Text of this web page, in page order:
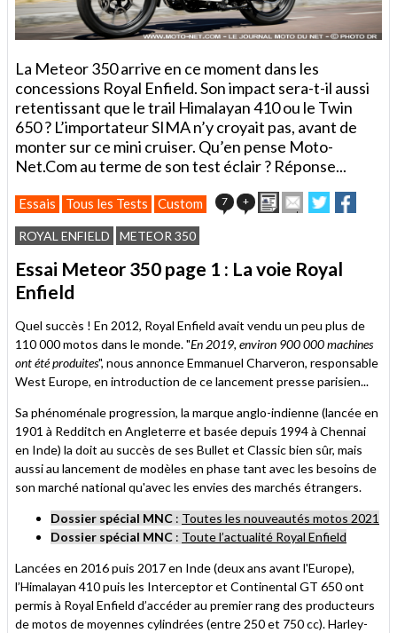
La Meteor 350 arrive en ce moment dans les
concessions Royal Enfield. Son impact sera-t-il aussi
retentissant que le trail Himalayan 410 ou le Twin
650 ? L’importateur SIMA n’y croyait pas, avant de
monter sur ce mini cruiser. Qu’en pense Moto-
Net.Com au terme de son test éclair ? Réponse...
Essais Tous les Tests Custom 7 + ImprimerEnvoyer
cet
ami
Partager
sur
sur
ROYAL ENFIELD METEOR 350
Essai Meteor 350 page 1 : La voie Royal
Enfield
Quel succès ! En 2012, Royal Enfield avait vendu un peu plus de
110 000 motos dans le monde. "En 2019, environ 900 000 machines
ont été produites", nous annonce Emmanuel Charveron, responsable
West Europe, en introduction de ce lancement presse parisien...
Sa phénoménale progression, la marque anglo-indienne (lancée en
1901 à Redditch en Angleterre et basée depuis 1994 à Chennai
en Inde) la doit au succès de ses Bullet et Classic bien sûr, mais
aussi au lancement de modèles en phase tant avec les besoins de
son marché national qu'avec les envies des marchés étrangers.
Dossier spécial MNC : Toutes les nouveautés motos 2021
Dossier spécial MNC : Toute l’actualité Royal Enfield
Lancées en 2016 puis 2017 en Inde (deux ans avant l'Europe),
l’Himalayan 410 puis les Interceptor et Continental GT 650 ont
permis à Royal Enfield d’accéder au premier rang des producteurs
de motos de moyennes cylindrées (entre 250 et 750 cc). Harley-